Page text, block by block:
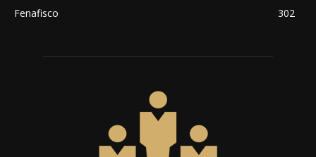
Fenafisco
302